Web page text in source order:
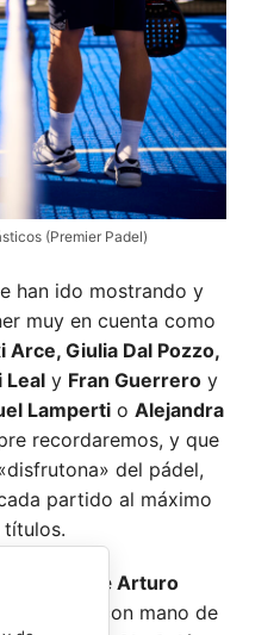
(Premier Padel)
han ido mostrando y
muy en cuenta como
Arce, Giulia Dal Pozzo,
Leal y Fran Guerrero y
Lamperti o Alejandra
recordaremos, y que
del pádel,
partido al máximo
de Arturo
que rigen con mano de